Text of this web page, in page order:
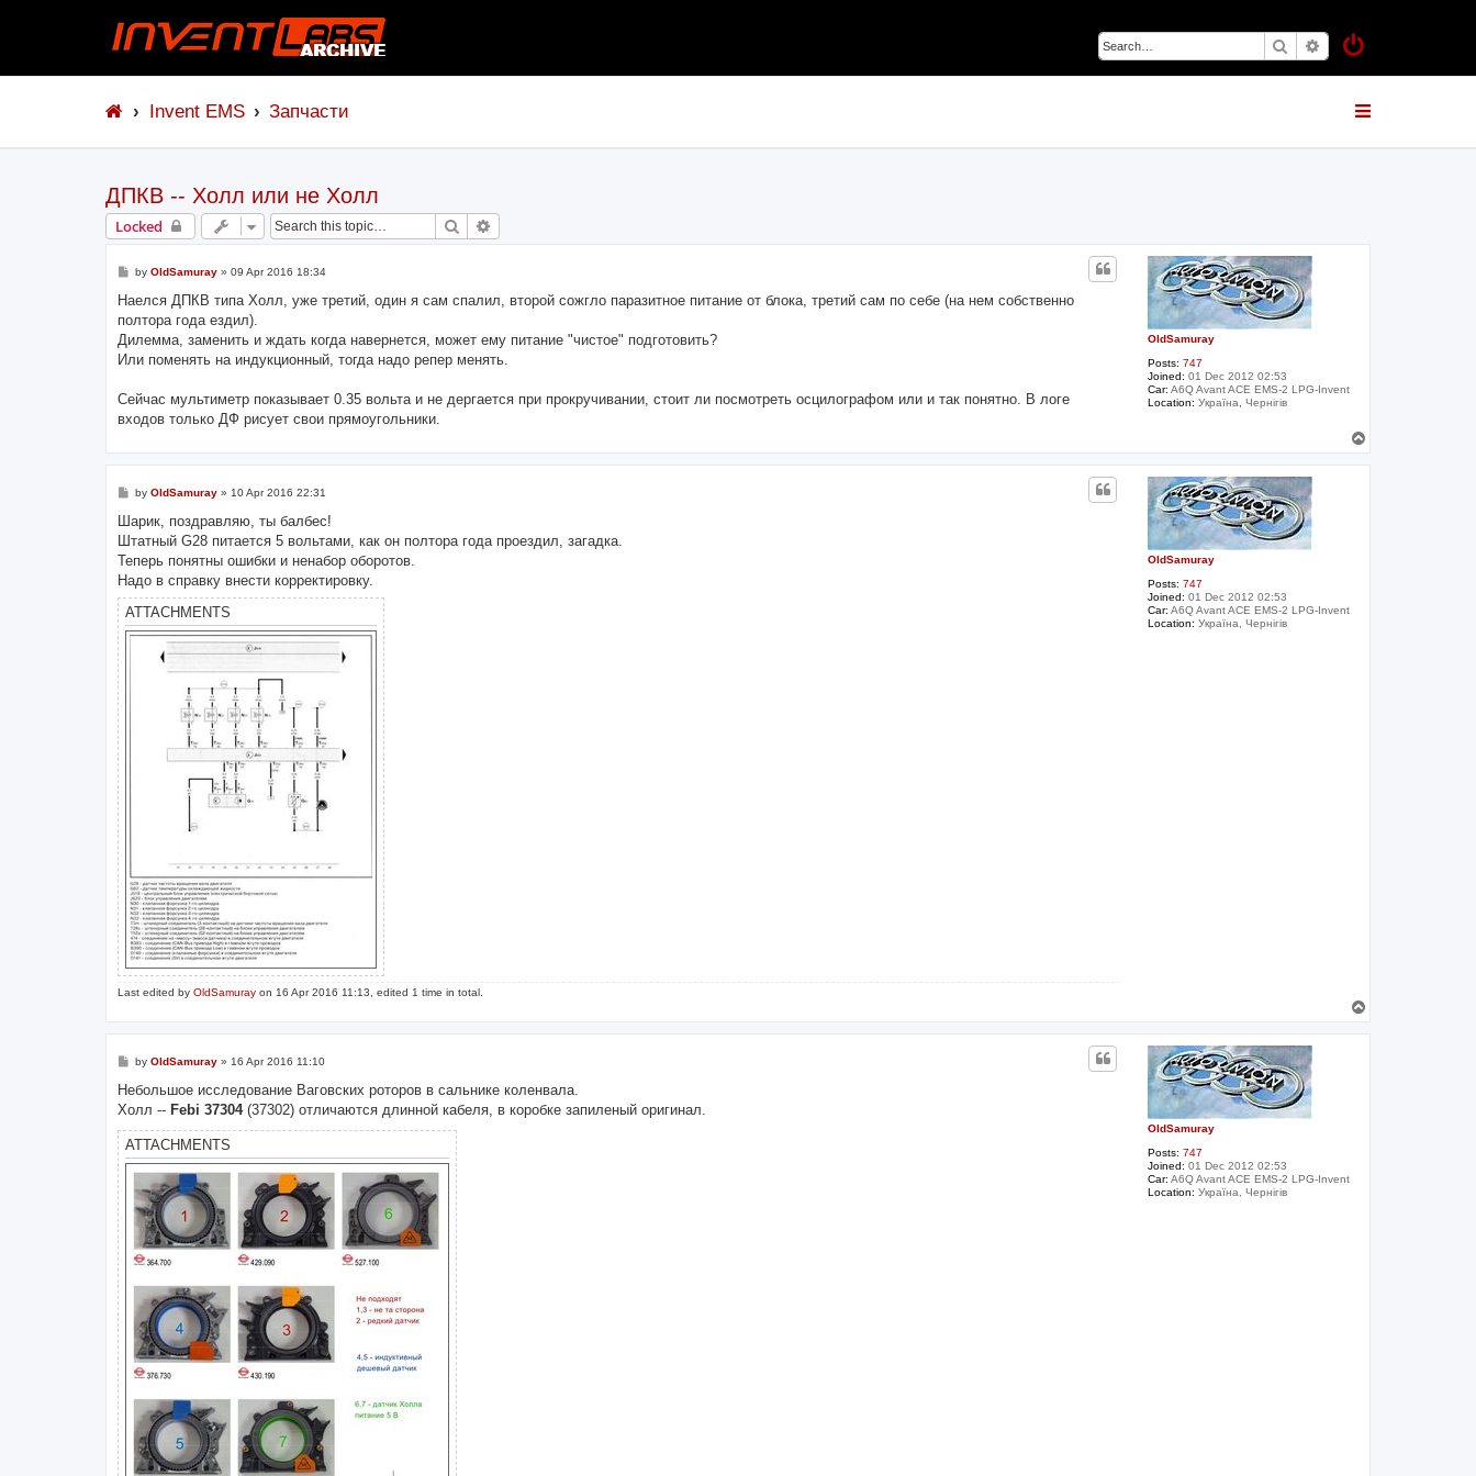
Search Advanced search
Invent EMS Запчасти
ДПКВ -- Холл или не Холл
Locked Search
OldSamuray
Posts: 747
Joined: 01 Dec 2012 02:53
Car: A6Q Avant ACE EMS-2 LPG-Invent
Location: Україна, Чернігів
P
s
by OldSamuray» 09 Apr 2016 18:34
Наелся ДПКВ типа Холл, уже третий, один я сам спалил, второй сожгло паразитное питание от блока, третий сам по себе (на нем собственно
полтора года ездил).
Дилемма, заменить и ждать когда навернется, может ему питание "чистое" подготовить?
Или поменять на индукционный, тогда надо репер менять.
Сейчас мультиметр показывает 0.35 вольта и не дергается при прокручивании, стоит ли посмотреть осцилографом или и так понятно. В логе
входов только ДФ рисует свои прямоугольники.
o
p
OldSamuray
Posts: 747
Joined: 01 Dec 2012 02:53
Car: A6Q Avant ACE EMS-2 LPG-Invent
Location: Україна, Чернігів
P
s
by OldSamuray» 10 Apr 2016 22:31
Шарик, поздравляю, ты балбес!
Штатный G28 питается 5 вольтами, как он полтора года проездил, загадка.
Теперь понятны ошибки и ненабор оборотов.
Надо в справку внести корректировку.
ATTACHMENTS
Last edited by OldSamuray on 16 Apr 2016 11:13, edited 1 time in total.
o
p
OldSamuray
Posts: 747
Joined: 01 Dec 2012 02:53
Car: A6Q Avant ACE EMS-2 LPG-Invent
Location: Україна, Чернігів
P
s
by OldSamuray» 16 Apr 2016 11:10
Небольшое исследование Ваговских роторов в сальнике коленвала.
Холл -- Febi 37304(37302) отличаются длинной кабеля, в коробке запиленый оригинал.
ATTACHMENTS